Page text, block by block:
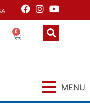
0
MENU